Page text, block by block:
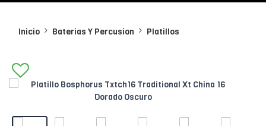
Inicio Baterias Y Percusion Platillos